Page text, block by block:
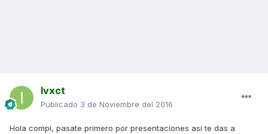
Ivxct
Publicado 3 de Noviembre del 2016
Hola compi, pasate primero por presentaciones así te das a